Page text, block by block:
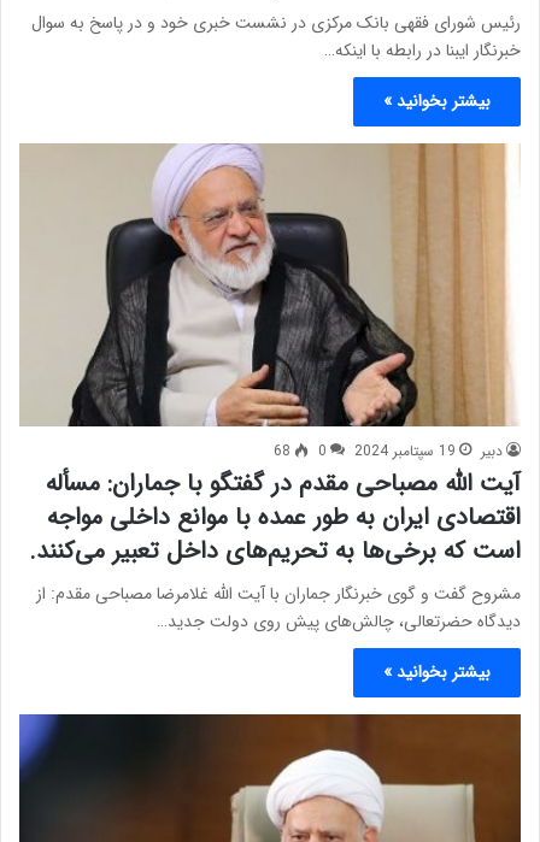
رئیس شورای فقهی بانک مرکزی در نشست خبری خود و در پاسخ به سوال
خبرنگار ایبنا در رابطه با اینکه…
بیشتر بخوانید »
دبیر 19 سپتامبر 2024 0
68
آیت الله مصباحی مقدم در گفتگو با جماران: مسأله
اقتصادی ایران به طور عمده با موانع داخلی مواجه
است که برخی‌ها به تحریم‌های داخل تعبیر می‌کنند.
مشروح گفت و گوی خبرنگار جماران با آیت الله غلامرضا مصباحی مقدم: از
دیدگاه حضرتعالی، چالش‌های پیش ‌روی دولت جدید…
بیشتر بخوانید »